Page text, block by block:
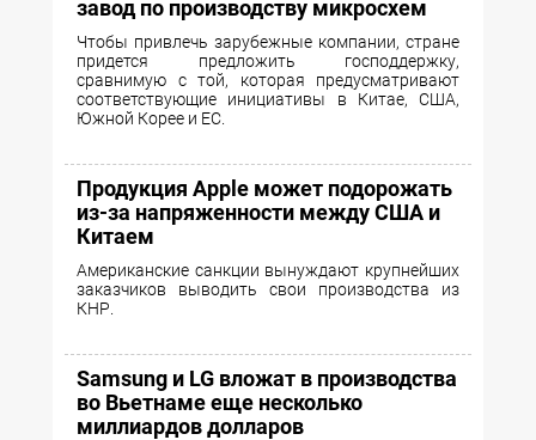
завод по производству микросхем
Чтобы привлечь зарубежные компании, стране
придется предложить господдержку,
сравнимую с той, которая предусматривают
соответствующие инициативы в Китае, США,
Южной Корее и ЕС.
Продукция Apple может подорожать
из-за напряженности между США и
Китаем
Американские санкции вынуждают крупнейших
заказчиков выводить свои производства из
КНР.
Samsung и LG вложат в производства
во Вьетнаме еще несколько
миллиардов долларов